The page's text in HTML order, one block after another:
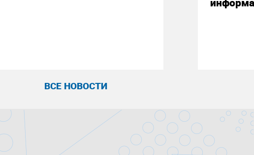
ВСЕ НОВОСТИ